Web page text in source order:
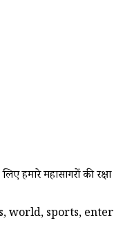
हमारे महासागरों की
world, sports,